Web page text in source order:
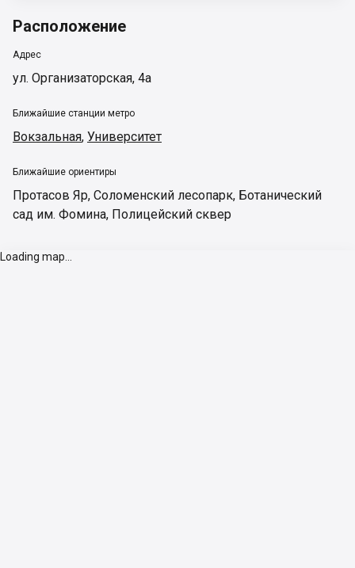
Расположение
Адрес
ул. Организаторская, 4а
Ближайшие станции метро
Вокзальная, Университет
Ближайшие ориентиры
Протасов Яр, Соломенский лесопарк, Ботанический
сад им. Фомина, Полицейский сквер
Loading map...